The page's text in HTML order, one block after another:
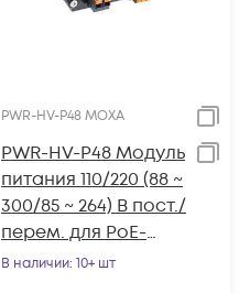
PWR-HV-P48 MOXA
PWR-HV-P48 Модуль
питания 110/220 (88 ~
300/85 ~ 264) В пост./
перем. для PoE-
систем, MOXA
В наличии: 10+ шт